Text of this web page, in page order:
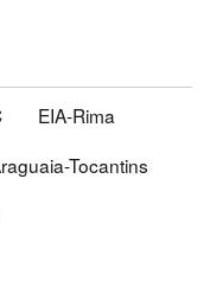
EIA-Rima
Tocantins